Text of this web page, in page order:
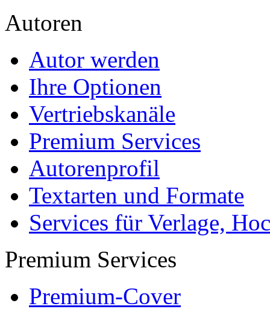
Autoren
Autor werden
Ihre Optionen
Vertriebskanäle
Premium Services
Autorenprofil
Textarten und Formate
Services für Verlage,
Premium Services
Premium-Cover